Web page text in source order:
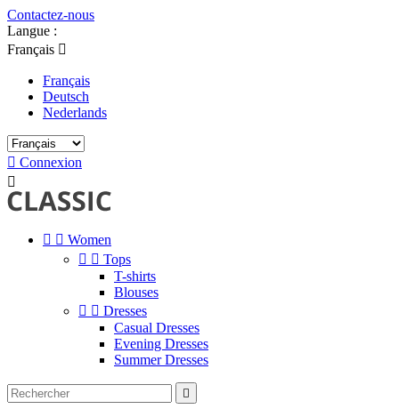
Contactez-nous
Langue :
Français 
Français
Deutsch
Nederlands
 Connexion

  Women
  Tops
T-shirts
Blouses
  Dresses
Casual Dresses
Evening Dresses
Summer Dresses
